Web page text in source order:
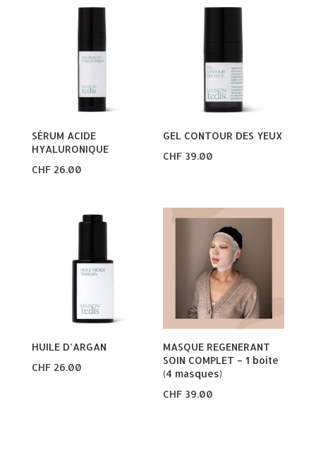
SÉRUM ACIDE
HYALURONIQUE
CHF26.00
GEL CONTOUR DES YEUX
CHF 39.00
HUILE D’ARGAN
CHF26.00
MASQUE REGENERANT
SOIN COMPLET – 1 boite
(4 masques)
CHF 39.00